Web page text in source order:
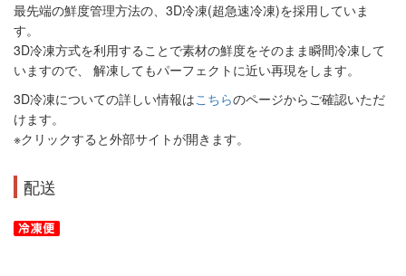
最先端の鮮度管理方法の、3D冷凍(超急速冷凍)を採用していま
す。
3D冷凍方式を利用することで素材の鮮度をそのまま瞬間冷凍して
いますので、 解凍してもパーフェクトに近い再現をします。
3D冷凍についての詳しい情報はこちらのページからご確認いただ
けます。
※クリックすると外部サイトが開きます。
配送